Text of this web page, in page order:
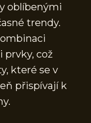
oblíbenými
trendy.
což
které se v
přispívají k